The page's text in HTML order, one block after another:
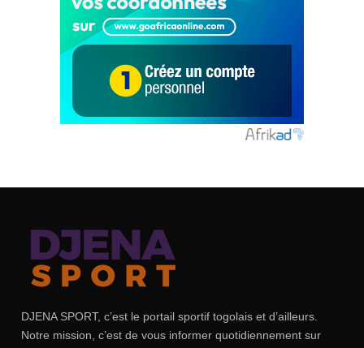
DJENA SPORT, c’est le portail sportif togolais et d’ailleurs.
Notre mission, c’est de vous informer quotidiennement sur